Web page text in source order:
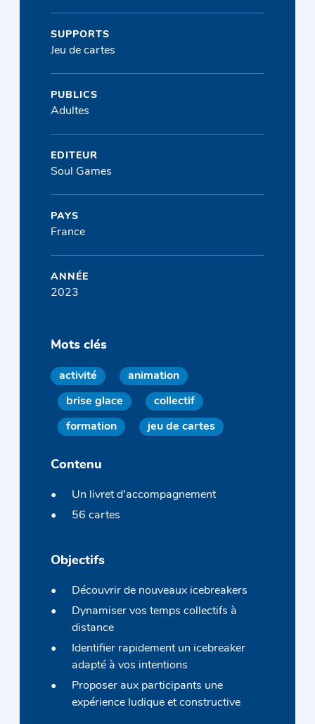
SUPPORTS
Jeu de cartes
PUBLICS
Adultes
EDITEUR
Soul Games
PAYS
France
ANNÉE
2023
Mots clés
activité animation
brise glace collectif
formation jeu de cartes
Contenu
Un livret d’accompagnement
56 cartes
Objectifs
Découvrir de nouveaux icebreakers
Dynamiser vos temps collectifs à
distance
Identifier rapidement un icebreaker
adapté à vos intentions
Proposer aux participants une
expérience ludique et constructive